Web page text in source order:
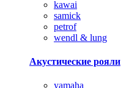
kawai
samick
petrof
wendl & lung
Акустические рояли
yamaha